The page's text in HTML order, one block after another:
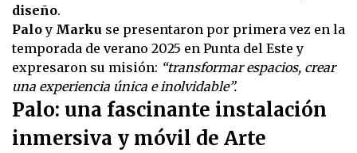
diseño.
Paloy Marku se presentaron por primera vez en la
temporada de verano 2025 en Punta del Este y
expresaron su misión: “transformar espacios, crear
una experiencia única e inolvidable”.
Palo: una fascinante instalación
inmersiva y móvil de Arte